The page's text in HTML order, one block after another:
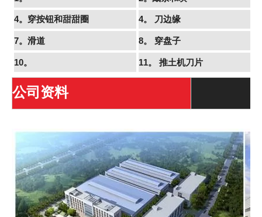
4。穿按钮和甜甜圈 4。 刀边缘
7。滑道 8。 穿盘子
10。 11。 推土机刀片
公司资料